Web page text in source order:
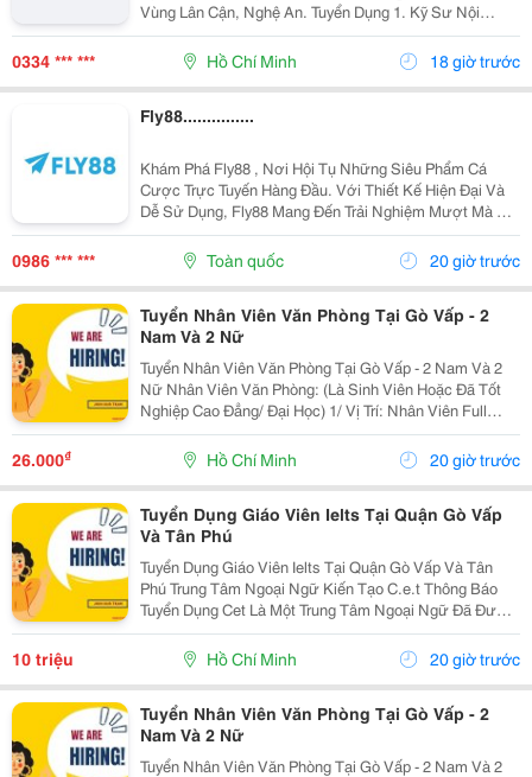
Vùng Lân Cận, Nghệ An. Tuyển Dụng 1. Kỹ Sư Nội
Nghiệp Công Trình Giao Thông, Cầu Đường : 06 2. Kỹ
Sư Hiện Trường Công Trình Giao Thông, Cầu...
0334 *** *** Hồ Chí Minh 18 giờ trước
Fly88...............
Khám Phá Fly88 , Nơi Hội Tụ Những Siêu Phẩm Cá
Cược Trực Tuyến Hàng Đầu. Với Thiết Kế Hiện Đại Và
Dễ Sử Dụng, Fly88 Mang Đến Trải Nghiệm Mượt Mà Dù
Bạn Chơi Trên Điện Thoại Hay Máy Tính. Điểm Tựa
Niềm Tin Của Người Chơi Nằm Ở Hệ Thống Thanh
Toán Rõ...
0986 *** *** Toàn quốc 20 giờ trước
Tuyển Nhân Viên Văn Phòng Tại Gò Vấp - 2
Nam Và 2 Nữ
Tuyển Nhân Viên Văn Phòng Tại Gò Vấp - 2 Nam Và 2
Nữ Nhân Viên Văn Phòng: (Là Sinh Viên Hoặc Đã Tốt
Nghiệp Cao Đẳng/ Đại Học) 1/ Vị Trí: Nhân Viên Full
Time (2 Nam 2 Nữ) Ca Làm: 13:00 Đến 21:00 (1 Tháng
Được Nghỉ Phép 1 Ngày, Và Hưởng Các Ngày...
26.000₫ Hồ Chí Minh 20 giờ trước
Tuyển Dụng Giáo Viên Ielts Tại Quận Gò Vấp
Và Tân Phú
Tuyển Dụng Giáo Viên Ielts Tại Quận Gò Vấp Và Tân
Phú Trung Tâm Ngoại Ngữ Kiến Tạo C.e.t Thông Báo
Tuyển Dụng Cet Là Một Trung Tâm Ngoại Ngữ Đã Được
Thành Lập 16 Năm Chuyên Về Chương Trình Anh Văn
Học Thuật Ielts &Ndash; Toefl Ibt. Trung Tâm...
10 triệu Hồ Chí Minh 20 giờ trước
Tuyển Nhân Viên Văn Phòng Tại Gò Vấp - 2
Nam Và 2 Nữ
Tuyển Nhân Viên Văn Phòng Tại Gò Vấp - 2 Nam Và 2